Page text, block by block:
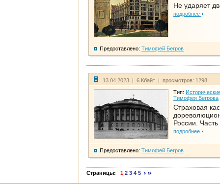
Не ударяет
подробнее
Предоставлено: Тимофей Бегров
13.04.2023 | 6 Кбайт | просмотров: 1298
Тип:
Тимофея Бегрова
Страховая
России. Часть
подробнее
Предоставлено: Тимофей Бегров
Страницы: 1 2 3 4 5